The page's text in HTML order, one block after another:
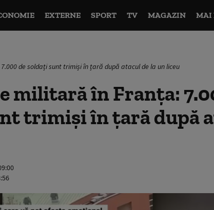
EXTERNE SPORT TV MAGAZIN MAI
de soldați sunt trimiși în țară după atacul de la un liceu
militară în Franța:
trimiși în țară după